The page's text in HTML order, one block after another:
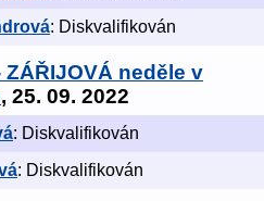
: Diskvalifikován
neděle v
, 25. 09. 2022
: Diskvalifikován
: Diskvalifikován